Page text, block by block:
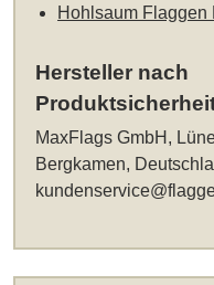
Hohlsaum Flaggen
Hersteller nach
MaxFlags GmbH,
Bergkamen,